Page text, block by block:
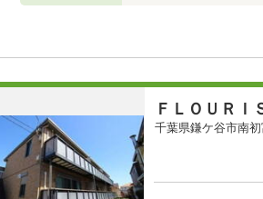
ＦＬＯＵＲＩ
千葉県鎌ケ谷市南初